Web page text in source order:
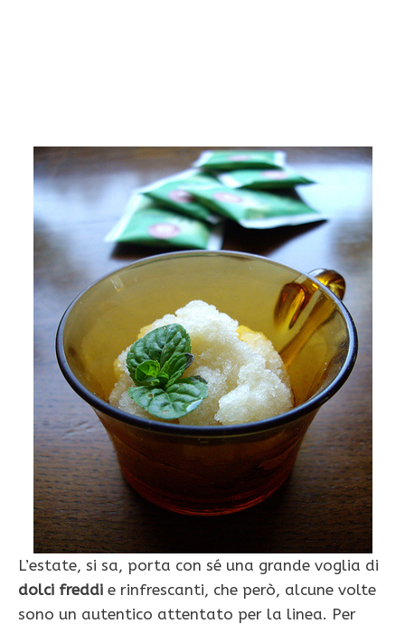
L’estate, si sa, porta con sé una grande voglia di
dolci freddi e rinfrescanti, che però, alcune volte
sono un autentico attentato per la linea. Per